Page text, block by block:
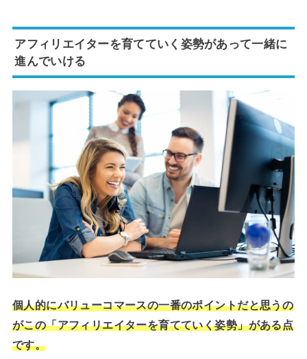
アフィリエイターを育てていく姿勢があって一緒に
進んでいける
個人的にバリューコマースの一番のポイントだと思うの
がこの「アフィリエイターを育てていく姿勢」がある点
です。